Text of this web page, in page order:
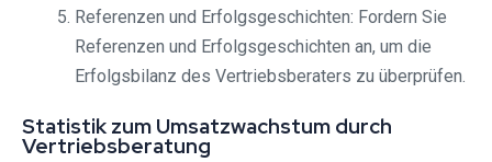
Referenzen und Erfolgsgeschichten: Fordern Sie
Referenzen und Erfolgsgeschichten an, um die
Erfolgsbilanz des Vertriebsberaters zu überprüfen.
Statistik zum Umsatzwachstum durch
Vertriebsberatung